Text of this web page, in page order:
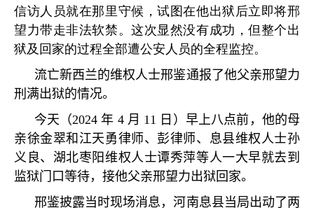
信访人员就在那里守候，试图在他出狱后立即将邢
望力带走非法软禁。这次显然没有成功，但整个出
狱及回家的过程全部遭公安人员的全程监控。
流亡新西兰的维权人士邢鉴通报了他父亲邢望力
刑满出狱的情况。
今天（2024年 4 月 11 日）早上八点前，他的母
亲徐金翠和江天勇律师、彭律师、息县维权人士孙
义良、湖北枣阳维权人士谭秀萍等人一大早就去到
监狱门口等待，接他父亲邢望力出狱回家。
邢鉴披露当时现场消息，河南息县当局出动了两